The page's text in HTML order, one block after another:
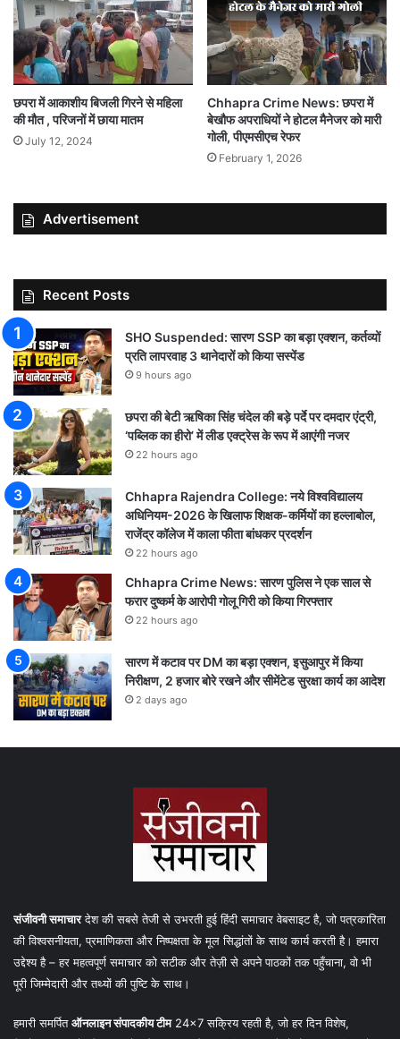
छपरा में आकाशीय बिजली गिरने से महिला
की मौत , परिजनों में छाया मातम
July 12, 2024
Chhapra Crime News: छपरा में
बेखौफ अपराधियों ने होटल मैनेजर को मारी
गोली, पीएमसीएच रेफर
February 1, 2026
Advertisement
Recent Posts
SHO Suspended: सारण SSP का बड़ा एक्शन, कर्तव्यों
प्रति लापरवाह 3 थानेदारों को किया सस्पेंड
9 hours ago
छपरा की बेटी ऋषिका सिंह चंदेल की बड़े पर्दे पर दमदार एंट्री,
‘पब्लिक का हीरो’ में लीड एक्ट्रेस के रूप में आएंगी नजर
22 hours ago
Chhapra Rajendra College: नये विश्वविद्यालय
अधिनियम-2026 के खिलाफ शिक्षक-कर्मियों का हल्लाबोल,
राजेंद्र कॉलेज में काला फीता बांधकर प्रदर्शन
22 hours ago
Chhapra Crime News: सारण पुलिस ने एक साल से
फरार दुष्कर्म के आरोपी गोलू गिरी को किया गिरफ्तार
22 hours ago
सारण में कटाव पर DM का बड़ा एक्शन, इसुआपुर में किया
निरीक्षण, 2 हजार बोरे रखने और सीमेंटेड सुरक्षा कार्य का आदेश
2 days ago
संजीवनी समाचारदेश की सबसे तेजी से उभरती हुई हिंदी समाचार वेबसाइट है, जो पत्रकारिता
की विश्वसनीयता, प्रमाणिकता और निष्पक्षता के मूल सिद्धांतों के साथ कार्य करती है। हमारा
उद्देश्य है – हर महत्वपूर्ण समाचार को सटीक और तेज़ी से अपने पाठकों तक पहुँचाना, वो भी
पूरी जिम्मेदारी और तथ्यों की पुष्टि के साथ।
हमारी समर्पितऑनलाइन संपादकीय टीम24×7 सक्रिय रहती है, जो हर दिन विशेष,